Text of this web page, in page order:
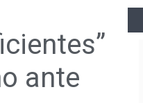
ante